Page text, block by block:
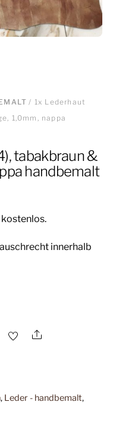
/ 1x Lederhaut
1,0mm, nappa
tabakbraun &
handbemalt
innerhalb
Share
, Leder - handbemalt,